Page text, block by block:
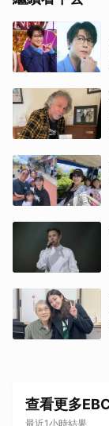
查看更多
最近1小時結果